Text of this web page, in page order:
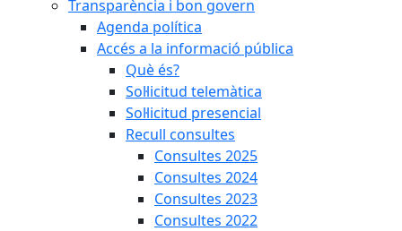
Transparència i bon govern
Agenda política
Accés a la informació pública
Què és?
Sol·licitud telemàtica
Sol·licitud presencial
Recull consultes
Consultes 2025
Consultes 2024
Consultes 2023
Consultes 2022